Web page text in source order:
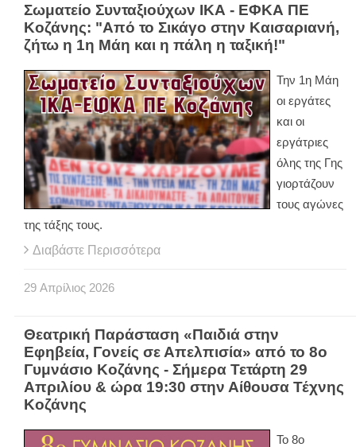
Σωματείο Συνταξιούχων ΙΚΑ - ΕΦΚΑ ΠΕ
Κοζάνης: "Από το Σικάγο στην Καισαριανή,
ζήτω η 1η Μάη και η πάλη η ταξική!"
Την 1η Μάη
οι εργάτες
και οι
εργάτριες
όλης της Γης
γιορτάζουν
τους αγώνες
της τάξης τους.
Διαβάστε Περισσότερα
29 Απρίλιος 2026
Θεατρική Παράσταση «Παιδιά στην
Εφηβεία, Γονείς σε Απελπισία» από το 8ο
Γυμνάσιο Κοζάνης - Σήμερα Τετάρτη 29
Απριλίου & ώρα 19:30 στην Αίθουσα Τέχνης
Κοζάνης
Το 8ο